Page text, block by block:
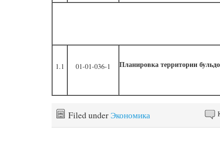
1.1 01-01-036-1 Планировка территории
Filed under Экономика